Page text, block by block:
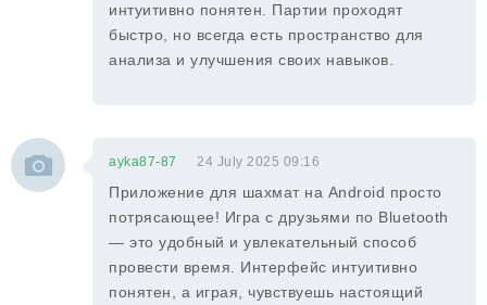
интуитивно понятен. Партии проходят
быстро, но всегда есть пространство для
анализа и улучшения своих навыков.
ayka87-87 24 July 2025 09:16
Приложение для шахмат на Android просто
потрясающее! Игра с друзьями по Bluetooth
— это удобный и увлекательный способ
провести время. Интерфейс интуитивно
понятен, а играя, чувствуешь настоящий